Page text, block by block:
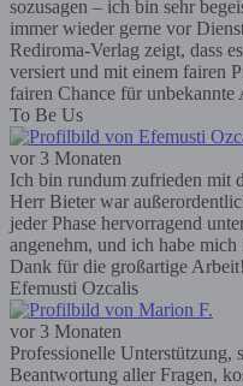
sozusagen – ich bin sehr
immer wieder gerne vor
Rediroma-Verlag zeigt, dass
versiert und mit einem fairen
fairen Chance für unbekannte
To Be Us
vor 3 Monaten
Ich bin rundum zufrieden mit
Herr Bieter war
jeder Phase hervorragend
angenehm, und ich habe
Dank für die großartige Arbeit!
Efemusti Ozcalis
vor 3 Monaten
Professionelle Unterstützung,
Beantwortung aller Fragen,